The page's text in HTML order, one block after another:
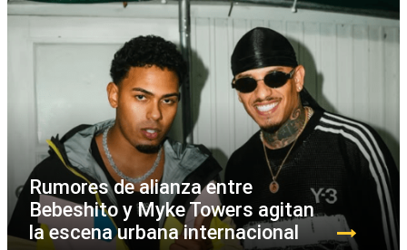
Rumores de alianza entre
Bebeshito y Myke Towers agitan
la escena urbana internacional